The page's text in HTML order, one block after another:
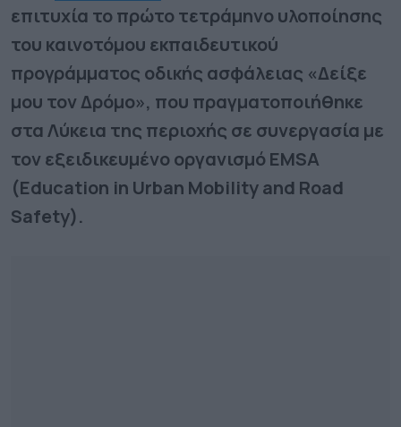
επιτυχία το πρώτο τετράμηνο υλοποίησης
του καινοτόμου εκπαιδευτικού
προγράμματος οδικής ασφάλειας «Δείξε
μου τον Δρόμο», που πραγματοποιήθηκε
στα Λύκεια της περιοχής σε συνεργασία με
τον εξειδικευμένο οργανισμό EMSA
(Education in Urban Mobility and Road
Safety).